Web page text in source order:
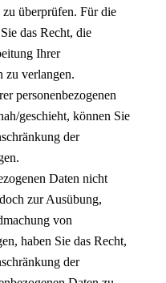
überprüfen. Für die
das Recht, die
Ihrer
zu verlangen.
personenbezogenen
geschieht, können Sie
der
Daten nicht
zur Ausübung,
von
haben Sie das Recht,
der